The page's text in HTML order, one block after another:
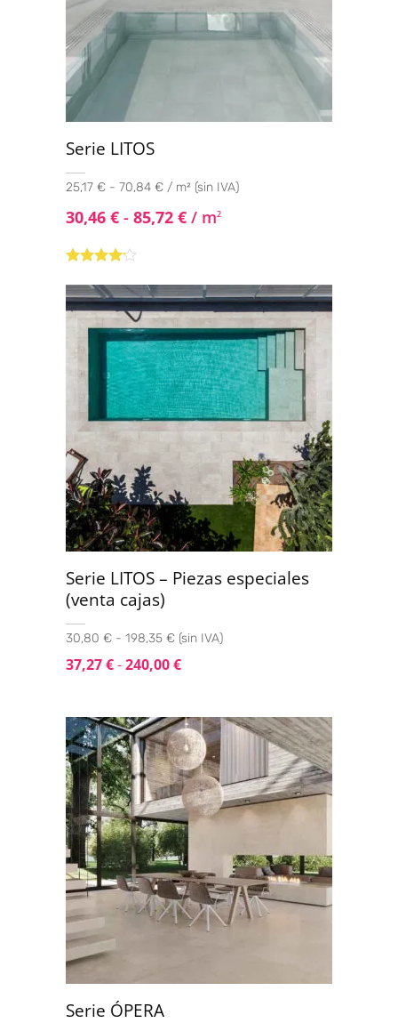
Serie LITOS
25,17 € - 70,84 € / m² (sin IVA)
30,46 € - 85,72 € / m2
con4.00
de 5
Serie LITOS – Piezas especiales
(venta cajas)
30,80 € - 198,35 € (sin IVA)
37,27€-240,00€
Serie ÓPERA